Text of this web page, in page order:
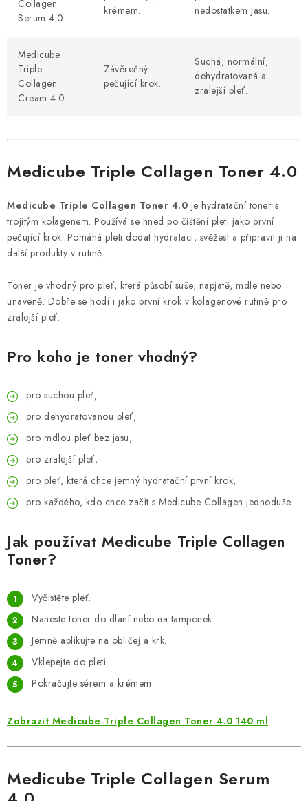
Collagen
Serum 4.0
krémem.
nedostatkem jasu.
Medicube
Triple
Collagen
Cream 4.0
Závěrečný
pečující krok.
Suchá, normální,
dehydratovaná a
zralejší pleť.
Medicube Triple Collagen Toner 4.0
Medicube Triple Collagen Toner 4.0 je hydratační toner s
trojitým kolagenem. Používá se hned po čištění pleti jako první
pečující krok. Pomáhá pleti dodat hydrataci, svěžest a připravit ji na
další produkty v rutině.
Toner je vhodný pro pleť, která působí suše, napjatě, mdle nebo
unaveně. Dobře se hodí i jako první krok v kolagenové rutině pro
zralejší pleť.
Pro koho je toner vhodný?
pro suchou pleť,
pro dehydratovanou pleť,
pro mdlou pleť bez jasu,
pro zralejší pleť,
pro pleť, která chce jemný hydratační první krok,
pro každého, kdo chce začít s Medicube Collagen jednoduše.
Jak používat Medicube Triple Collagen
Toner?
Vyčistěte pleť.
Naneste toner do dlaní nebo na tamponek.
Jemně aplikujte na obličej a krk.
Vklepejte do pleti.
Pokračujte sérem a krémem.
Zobrazit Medicube Triple Collagen Toner 4.0 140 ml
Medicube Triple Collagen Serum